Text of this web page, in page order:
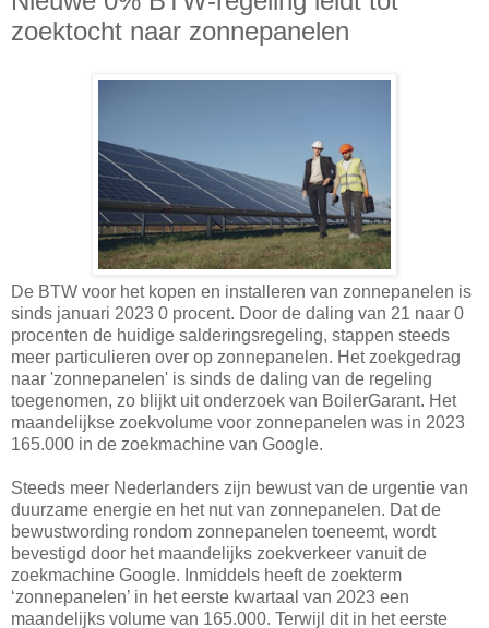
zoektocht naar zonnepanelen
De BTW voor het kopen en installeren van zonnepanelen is
sinds januari 2023 0 procent. Door de daling van 21 naar 0
procenten de huidige salderingsregeling, stappen steeds
meer particulieren over op zonnepanelen. Het zoekgedrag
naar 'zonnepanelen' is sinds de daling van de regeling
toegenomen, zo blijkt uit onderzoek van BoilerGarant. Het
maandelijkse zoekvolume voor zonnepanelen was in 2023
165.000 in de zoekmachine van Google.
Steeds meer Nederlanders zijn bewust van de urgentie van
duurzame energie en het nut van zonnepanelen. Dat de
bewustwording rondom zonnepanelen toeneemt, wordt
bevestigd door het maandelijks zoekverkeer vanuit de
zoekmachine Google. Inmiddels heeft de zoekterm
‘zonnepanelen’ in het eerste kwartaal van 2023 een
maandelijks volume van 165.000. Terwijl dit in het eerste